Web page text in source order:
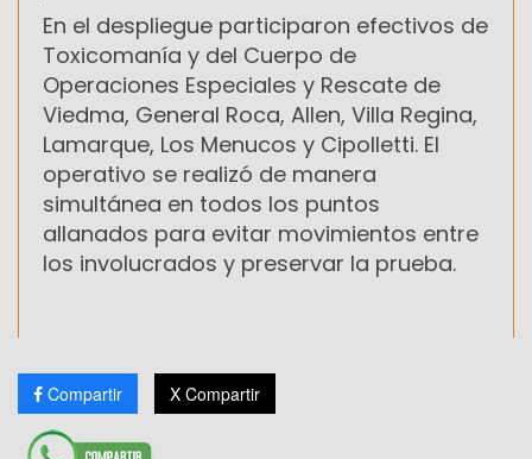
En el despliegue participaron efectivos de
Toxicomanía y del Cuerpo de
Operaciones Especiales y Rescate de
Viedma, General Roca, Allen, Villa Regina,
Lamarque, Los Menucos y Cipolletti. El
operativo se realizó de manera
simultánea en todos los puntos
allanados para evitar movimientos entre
los involucrados y preservar la prueba.
Compartir X Compartir